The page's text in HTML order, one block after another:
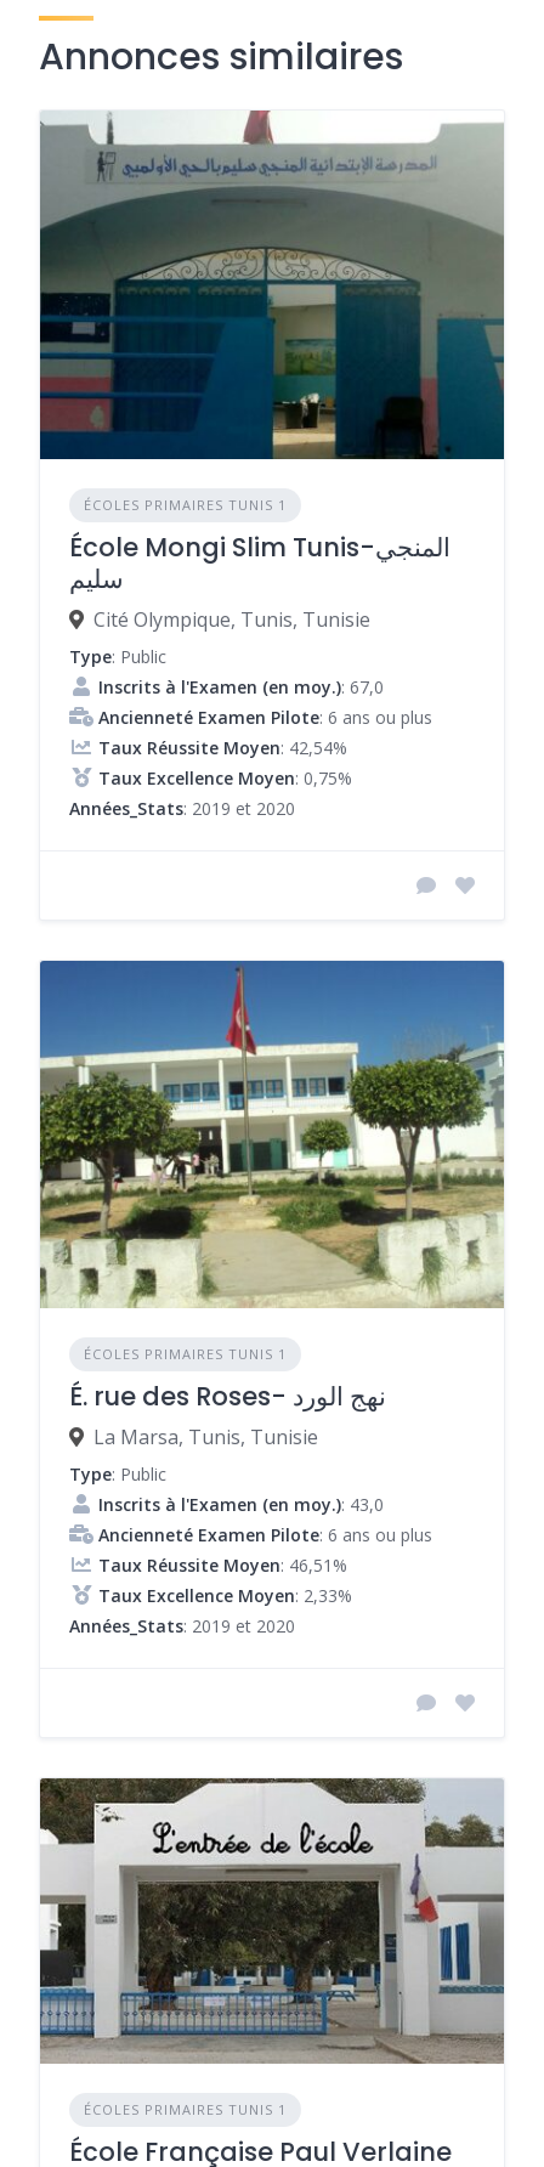
Annonces similaires
ÉCOLES PRIMAIRES TUNIS 1
École Mongi Slim Tunis-المنجي
سليم
Cité Olympique, Tunis, Tunisie
Type: Public
Inscrits à l'Examen (en moy.): 67,0
Ancienneté Examen Pilote: 6 ans ou plus
Taux Réussite Moyen: 42,54%
Taux Excellence Moyen: 0,75%
Années_Stats: 2019 et 2020
ÉCOLES PRIMAIRES TUNIS 1
É. rue des Roses- نهج الورد
La Marsa, Tunis, Tunisie
Type: Public
Inscrits à l'Examen (en moy.): 43,0
Ancienneté Examen Pilote: 6 ans ou plus
Taux Réussite Moyen: 46,51%
Taux Excellence Moyen: 2,33%
Années_Stats: 2019 et 2020
ÉCOLES PRIMAIRES TUNIS 1
École Française Paul Verlaine